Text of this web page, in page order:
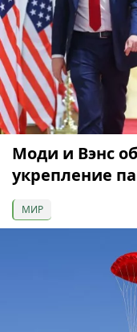
Моди и Вэнс
укрепление
МИР